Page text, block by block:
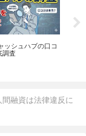
ッシュハブの口コ
調査
間融資は法律違反に